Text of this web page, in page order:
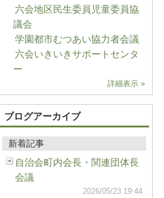
六会地区民生委員児童委員協
議会
学園都市むつあい協力者会議
六会いきいきサポートセンタ
ー
詳細表示 »
ブログアーカイブ
新着記事
自治会町内会長・関連団体長
会議
2026/05/23 19:44